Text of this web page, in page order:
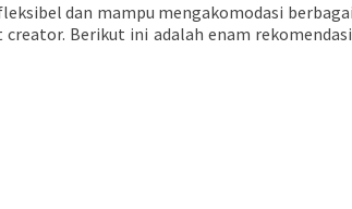
dan mampu mengakomodasi
Berikut ini adalah enam